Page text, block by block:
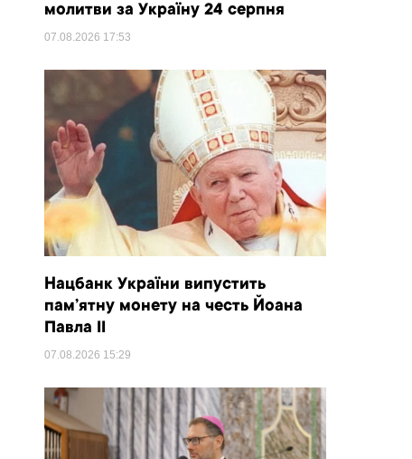
молитви за Україну 24 серпня
07.08.2026 17:53
Нацбанк України випустить
пам’ятну монету на честь Йоана
Павла II
07.08.2026 15:29